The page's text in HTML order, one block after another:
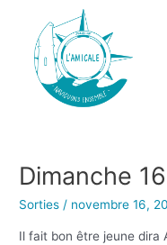
Dimanche
Sorties / novembre 16,
Il fait bon être jeune dira